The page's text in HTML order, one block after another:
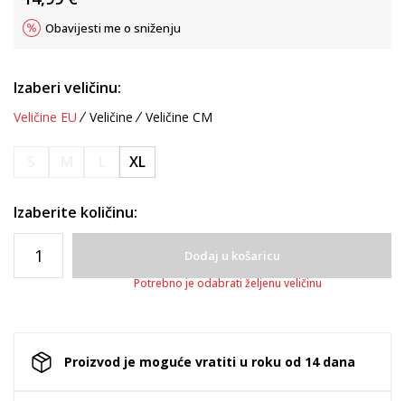
Obavijesti me o sniženju
Izaberi veličinu:
Veličine EU Veličine Veličine CM
XL
Izaberite količinu:
Dodaj u košaricu
Potrebno je odabrati željenu veličinu
Proizvod je moguće vratiti u roku od 14 dana